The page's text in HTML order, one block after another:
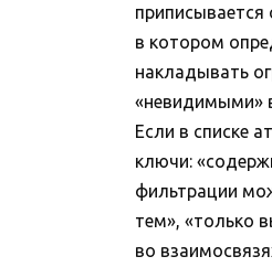
приписывается
в котором
накладывать
«невидимыми»
Если в списке
ключи:
фильтрации
тем», «только
во